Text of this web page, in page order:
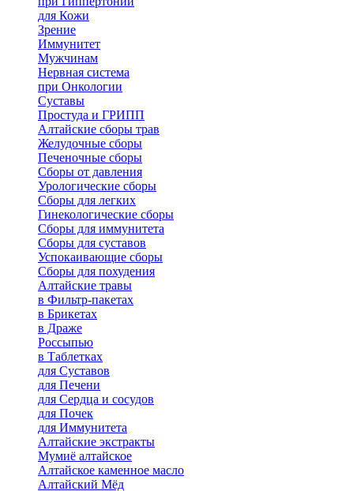
для Кожи
Зрение
Иммунитет
Мужчинам
Нервная система
при Онкологии
Суставы
Простуда и ГРИПП
Алтайские сборы трав
Желудочные сборы
Печеночные сборы
Сборы от давления
Урологические сборы
Сборы для легких
Гинекологические сборы
Сборы для иммунитета
Сборы для суставов
Успокаивающие сборы
Сборы для похудения
Алтайские травы
в Фильтр-пакетах
в Брикетах
в Драже
Россыпью
в Таблетках
для Cуставов
для Печени
для Сердца и сосудов
для Почек
для Иммунитета
Алтайские экстракты
Мумиё алтайское
Алтайское каменное масло
Алтайский Мёд